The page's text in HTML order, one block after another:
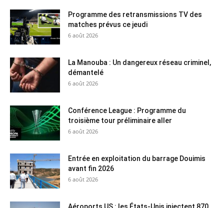
Programme des retransmissions TV des
matches prévus ce jeudi
6 août 2026
La Manouba : Un dangereux réseau criminel,
démantelé
6 août 2026
Conférence League : Programme du
troisième tour préliminaire aller
6 août 2026
Entrée en exploitation du barrage Douimis
avant fin 2026
6 août 2026
Aéroports US : les États-Unis injectent 870